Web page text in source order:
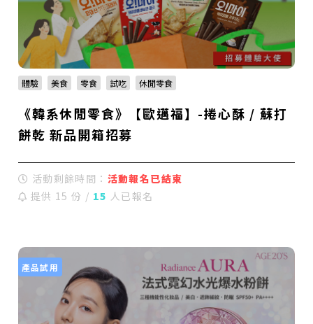
體驗 美食 零食 試吃 休閒零食
《韓系休閒零食》【歐邁福】-捲心酥 / 蘇打
餅乾 新品開箱招募
活動剩餘時間： 活動報名已結束
提供 15 份 / 15 人已報名
產品試用